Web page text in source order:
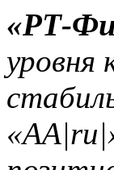
«РТ-
уровня